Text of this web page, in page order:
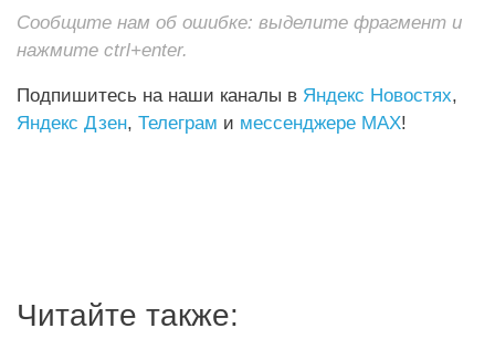
Сообщите нам об ошибке: выделите фрагмент и
нажмите ctrl+enter.
Подпишитесь на наши каналы в Яндекс Новостях,
Яндекс Дзен, Телеграм и мессенджере MAX!
Читайте также: